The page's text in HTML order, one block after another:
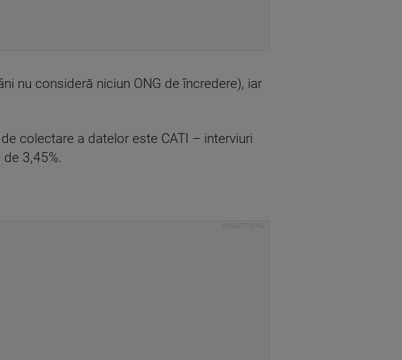
nu consideră niciun ONG de încredere), iar
colectare a datelor este CATI – interviuri
3,45%.